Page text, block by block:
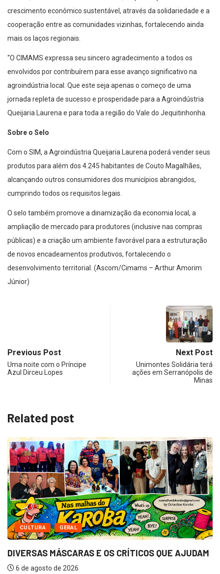
crescimento econômico sustentável, através da solidariedade e a
cooperação entre as comunidades vizinhas, fortalecendo ainda
mais os laços regionais.
“O CIMAMS expressa seu sincero agradecimento a todos os
envolvidos por contribuírem para esse avanço significativo na
agroindústria local. Que este seja apenas o começo de uma
jornada repleta de sucesso e prosperidade para a Agroindústria
Queijaria Laurena e para toda a região do Vale do Jequitinhonha.
Sobre o Selo
Com o SIM, a Agroindústria Queijaria Laurena poderá vender seus
produtos para além dos 4.245 habitantes de Couto Magalhães,
alcançando outros consumidores dos municípios abrangidos,
cumprindo todos os requisitos legais.
O selo também promove a dinamização da economia local, a
ampliação de mercado para produtores (inclusive nas compras
públicas) e a criação um ambiente favorável para a estruturação
de novos encadeamentos produtivos, fortalecendo o
desenvolvimento territorial. (Ascom/Cimams – Arthur Amorim
Júnior)
Previous Post
Uma noite com o Príncipe
Azul Dirceu Lopes
Next Post
Unimontes Solidária terá
ações em Serranópolis de
Minas
Related post